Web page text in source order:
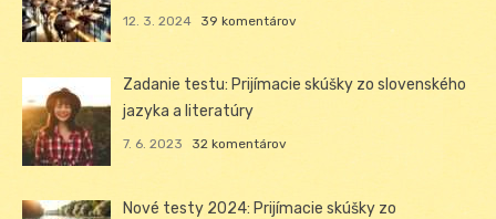
12. 3. 2024 39 komentárov
Zadanie testu: Prijímacie skúšky zo slovenského
jazyka a literatúry
7. 6. 2023 32 komentárov
Nové testy 2024: Prijímacie skúšky zo